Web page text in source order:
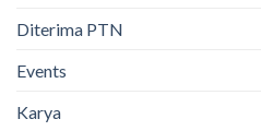
Diterima PTN
Events
Karya